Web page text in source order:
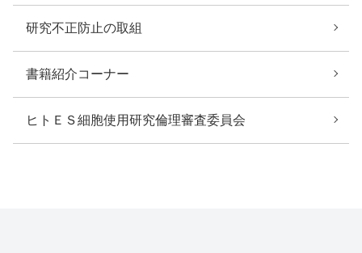
研究不正防止の取組
書籍紹介コーナー
ヒトＥＳ細胞使用研究倫理審査委員会